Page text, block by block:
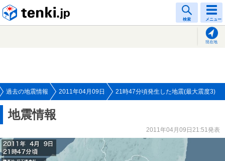
検索 メニュー
現在地
過去の地震情報 2011年04月09日 21時47分頃発生した地震(最大震度3)
地震情報
2011年04月09日21:51発表